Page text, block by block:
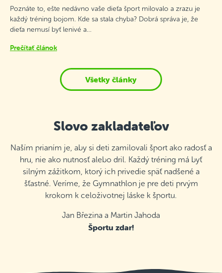
Poznáte to, ešte nedávno vaše dieťa šport milovalo a zrazu je
každý tréning bojom. Kde sa stala chyba? Dobrá správa je, že
dieťa nemusí byť lenivé a…
Prečítať článok
Všetky články
Slovo zakladateľov
Naším prianím je, aby si deti zamilovali šport ako radosť a
hru, nie ako nutnosť alebo dril. Každý tréning má byť
silným zážitkom, ktorý ich privedie späť nadšené a
šťastné. Veríme, že Gymnathlon je pre deti prvým
krokom k celoživotnej láske k športu.
Jan Březina a Martin Jahoda
Športu zdar!